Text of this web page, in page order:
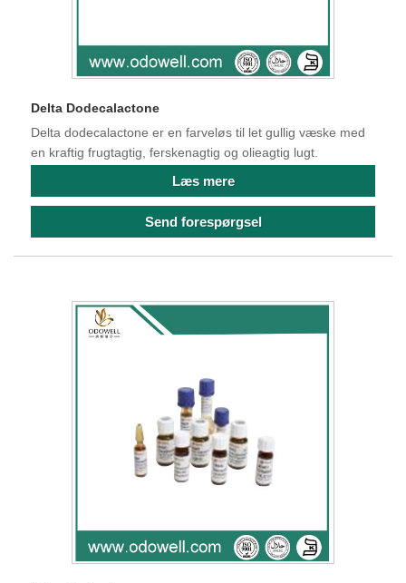
Delta Dodecalactone
Delta dodecalactone er en farveløs til let gullig væske med
en kraftig frugtagtig, ferskenagtig og olieagtig lugt.
Læs mere
Send forespørgsel